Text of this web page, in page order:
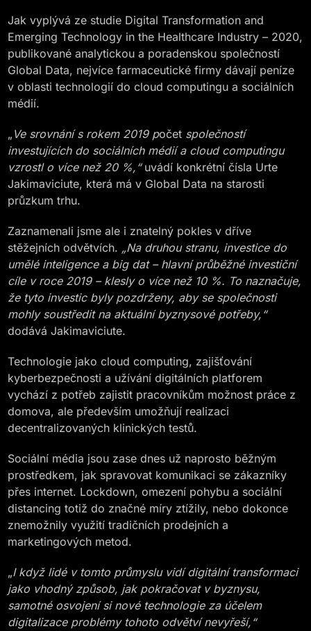
Jak vyplývá ze studie Digital Transformation and
Emerging Technology in the Healthcare Industry – 2020,
publikované analytickou a poradenskou společností
Global Data, nejvíce farmaceutické firmy dávají peníze
v oblasti technologií do cloud computingu a sociálních
médií.
„ Ve srovnání s rokem 2019 počet společností
investujících do sociálních médií a cloud computingu
vzrostl o více než 20 %,“uvádí konkrétní čísla Urte
Jakimaviciute, která má v Global Data na starosti
průzkum trhu.
Zaznamenali jsme ale i znatelný pokles v dříve
stěžejních odvětvích. „Na druhou stranu, investice do
umělé inteligence a big dat – hlavní průběžné investiční
cíle v roce 2019 – klesly o více než 10 %. To naznačuje,
že tyto investic byly pozdrženy, aby se společnosti
mohly soustředit na aktuální byznysové potřeby,“
dodává Jakimaviciute.
Technologie jako cloud computing, zajišťování
kyberbezpečnosti a užívání digitálních platforem
vychází z potřeb zajistit pracovníkům možnost práce z
domova, ale především umožňují realizaci
decentralizovaných klinických testů.
Sociální média jsou zase dnes už naprosto běžným
prostředkem, jak spravovat komunikaci se zákazníky
přes internet. Lockdown, omezení pohybu a sociální
distancing totiž do značné míry ztížily, nebo dokonce
znemožnily využití tradičních prodejních a
marketingových metod.
„I když lidé v tomto průmyslu vidí digitální transformaci
jako vhodný způsob, jak pokračovat v byznysu,
samotné osvojení si nové technologie za účelem
digitalizace problémy tohoto odvětví nevyřeší,“